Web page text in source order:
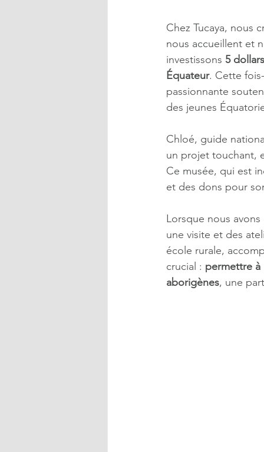
Chez Tucaya, nous
nous accueillent et
investissons 5
Équateur. Cette
passionnante
des jeunes
Chloé, guide
un projet touchant,
Ce musée, qui est
et des dons pour
Lorsque nous
une visite et des
école rurale,
crucial : permettre
aborigènes, une